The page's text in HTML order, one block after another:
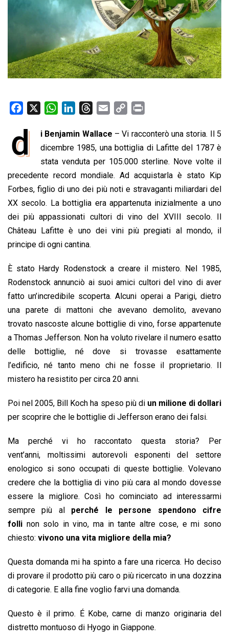
e
o
o
k
W
a
t
s
A
p
p
n
k
e
d
I
n
r
e
a
d
s
a
i
l
p
y
L
i
n
k
i
n
t
d i Benjamin Wallace – Vi racconterò una storia. Il 5
dicembre 1985, una bottiglia di Lafitte del 1787 è
stata venduta per 105.000 sterline. Nove volte il
precedente record mondiale. Ad acquistarla è stato Kip
Forbes, figlio di uno dei più noti e stravaganti miliardari del
XX secolo. La bottiglia era appartenuta inizialmente a uno
dei più appassionati cultori di vino del XVIII secolo. Il
Château Lafitte è uno dei vini più pregiati al mondo, il
principe di ogni cantina.
È stato Hardy Rodenstock a creare il mistero. Nel 1985,
Rodenstock annunciò ai suoi amici cultori del vino di aver
fatto un’incredibile scoperta. Alcuni operai a Parigi, dietro
una parete di mattoni che avevano demolito, avevano
trovato nascoste alcune bottiglie di vino, forse appartenute
a Thomas Jefferson. Non ha voluto rivelare il numero esatto
delle bottiglie, né dove si trovasse esattamente
l’edificio, né tanto meno chi ne fosse il proprietario. Il
mistero ha resistito per circa 20 anni.
Poi nel 2005, Bill Koch ha speso più di un milione di dollari
per scoprire che le bottiglie di Jefferson erano dei falsi.
Ma perché vi ho raccontato questa storia? Per
vent’anni, moltissimi autorevoli esponenti del settore
enologico si sono occupati di queste bottiglie. Volevano
credere che la bottiglia di vino più cara al mondo dovesse
essere la migliore. Così ho cominciato ad interessarmi
sempre più al perché le persone spendono cifre
folli non solo in vino, ma in tante altre cose, e mi sono
chiesto: vivono una vita migliore della mia?
Questa domanda mi ha spinto a fare una ricerca. Ho deciso
di provare il prodotto più caro o più ricercato in una dozzina
di categorie. E alla fine voglio farvi una domanda.
Questo è il primo. É Kobe, carne di manzo originaria del
distretto montuoso di Hyogo in Giappone.